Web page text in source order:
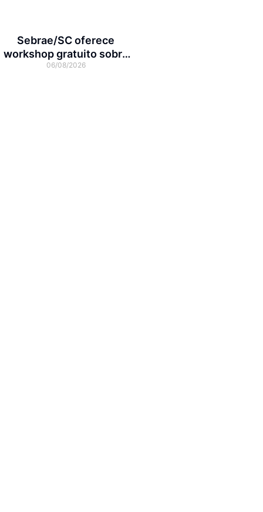
Sebrae/SC oferece
workshop gratuito sobre
franquias em Joinville
06/08/2026